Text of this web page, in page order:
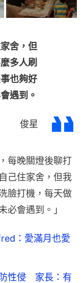
舍，但
多人刷
也夠好
遇到。
俊星
每晚關燈後聊打
己住家舍，但我
臉打機，每天做
必會遇到。」
：愛滿月也愛
防性侵 家長：有